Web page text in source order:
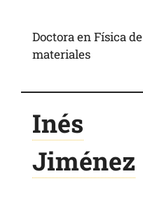
Doctora en Física de
materiales
Inés
Jiménez